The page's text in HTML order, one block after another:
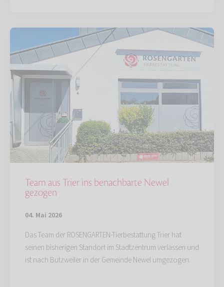
Team aus Trier ins benachbarte Newel
gezogen
04. Mai 2026
Das Team der ROSENGARTEN-Tierbestattung Trier hat
seinen bisherigen Standort im Stadtzentrum verlassen und
ist nach Butzweiler in der Gemeinde Newel umgezogen.